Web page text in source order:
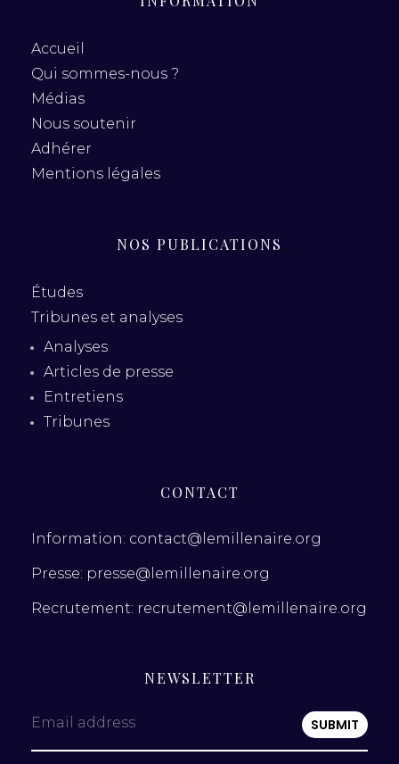
Accueil
Qui sommes-nous ?
Médias
Nous soutenir
Adhérer
Mentions légales
NOS PUBLICATIONS
Études
Tribunes et analyses
Analyses
Articles de presse
Entretiens
Tribunes
CONTACT
Information: contact@lemillenaire.org
Presse: presse@lemillenaire.org
Recrutement: recrutement@lemillenaire.org
NEWSLETTER
Email address